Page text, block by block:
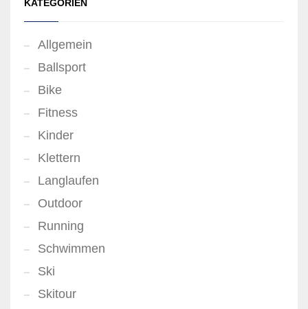
KATEGORIEN
Allgemein
Ballsport
Bike
Fitness
Kinder
Klettern
Langlaufen
Outdoor
Running
Schwimmen
Ski
Skitour